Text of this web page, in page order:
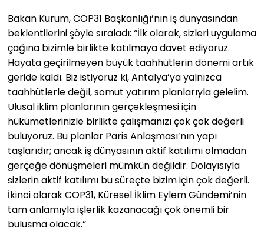
Bakan Kurum, COP31 Başkanlığı’nın iş dünyasından
beklentilerini şöyle sıraladı: “İlk olarak, sizleri uygulama
çağına bizimle birlikte katılmaya davet ediyoruz.
Hayata geçirilmeyen büyük taahhütlerin dönemi artık
geride kaldı. Biz istiyoruz ki, Antalya’ya yalnızca
taahhütlerle değil, somut yatırım planlarıyla gelelim.
Ulusal iklim planlarının gerçekleşmesi için
hükümetlerinizle birlikte çalışmanızı çok çok değerli
buluyoruz. Bu planlar Paris Anlaşması’nın yapı
taşlarıdır; ancak iş dünyasının aktif katılımı olmadan
gerçeğe dönüşmeleri mümkün değildir. Dolayısıyla
sizlerin aktif katılımı bu süreçte bizim için çok değerli.
İkinci olarak COP31, Küresel İklim Eylem Gündemi’nin
tam anlamıyla işlerlik kazanacağı çok önemli bir